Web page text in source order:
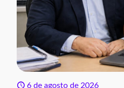
6 de agosto de 2026